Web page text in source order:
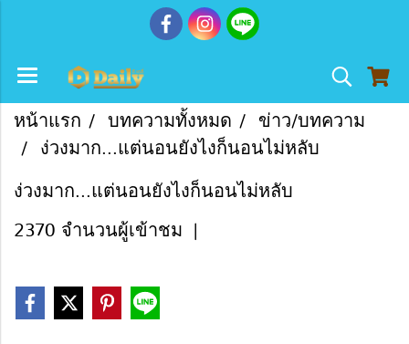
หน้าแรก บทความทั้งหมด
ข่าว/บทความ
ง่วงมาก...แต่นอนยังไงก็นอนไม่หลับ
ง่วงมาก...แต่นอนยังไงก็นอนไม่หลับ
2370 จำนวนผู้เข้าชม